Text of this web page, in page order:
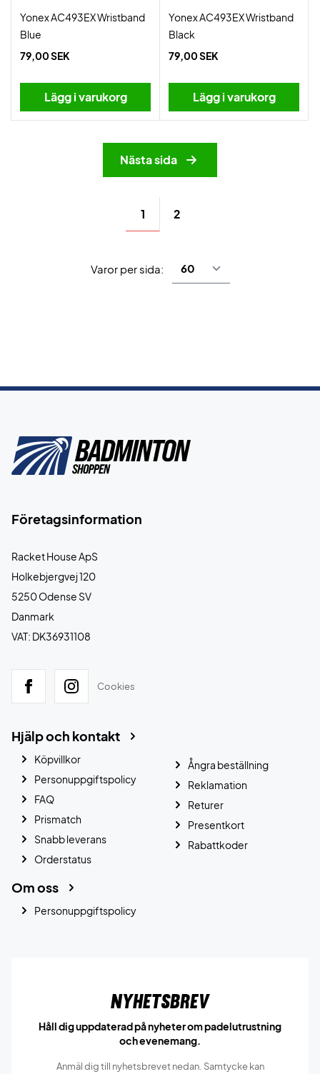
Yonex AC493EX Wristband
Blue
79,00 SEK
Lägg i varukorg
Yonex AC493EX Wristband
Black
79,00 SEK
Lägg i varukorg
Nästa sida
1 2
Varor per sida:
Företagsinformation
Racket House ApS
Holkebjergvej 120
5250 Odense SV
Danmark
VAT: DK36931108
Cookies
Hjälp och kontakt
Köpvillkor
Personuppgiftspolicy
FAQ
Prismatch
Snabb leverans
Orderstatus
Ångra beställning
Reklamation
Returer
Presentkort
Rabattkoder
Om oss
Personuppgiftspolicy
Nyhetsbrev
Håll dig uppdaterad på nyheter om padelutrustning
och evenemang.
Anmäl dig till nyhetsbrevet nedan. Samtycke kan